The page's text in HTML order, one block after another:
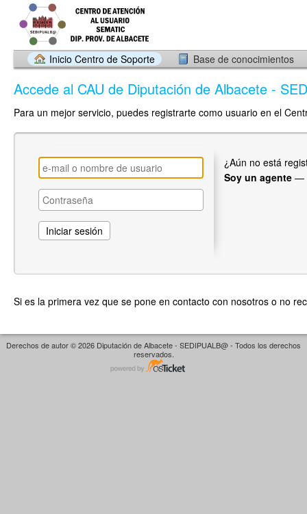
Inicio Centro de Soporte Base de conocimientos
Accede al CAU de Diputación de Albacete -
Para un mejor servicio, puedes registrarte como usuario en el
¿Aún no está
Soy un agente —
Si es la primera vez que se pone en contacto con nosotros o no
Derechos de autor © 2026 Diputación de Albacete - SEDIPUALB@ - Todos los derechos
reservados.